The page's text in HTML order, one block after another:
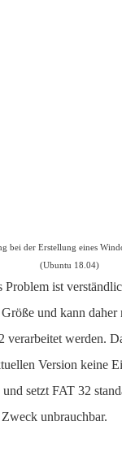
bei der Erstellung eines
(Ubuntu 18.04)
Problem ist
und kann daher
verarbeitet werden.
Version keine
setzt FAT 32
unbrauchbar.